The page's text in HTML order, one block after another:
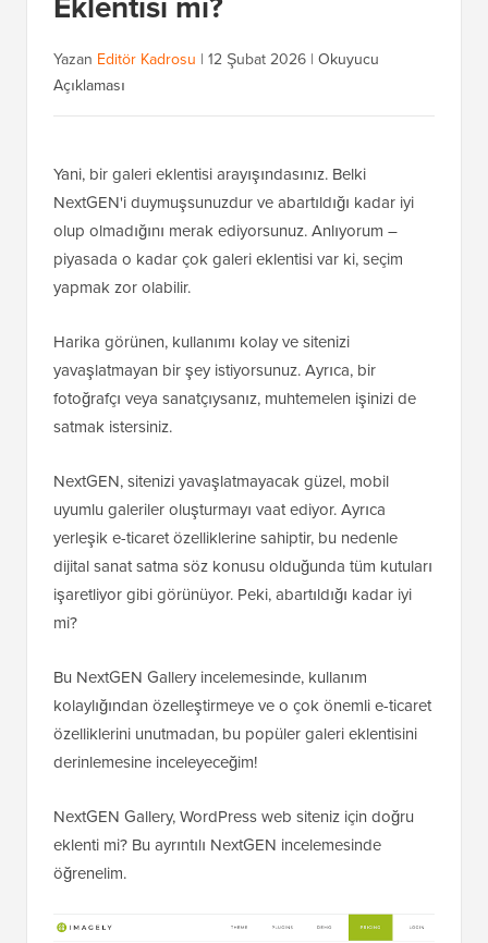
Yazan Editör Kadrosu | 12 Şubat 2026 | Okuyucu
Açıklaması
Yani, bir galeri eklentisi arayışındasınız. Belki
NextGEN'i duymuşsunuzdur ve abartıldığı kadar iyi
olup olmadığını merak ediyorsunuz. Anlıyorum –
piyasada o kadar çok galeri eklentisi var ki, seçim
yapmak zor olabilir.
Harika görünen, kullanımı kolay ve sitenizi
yavaşlatmayan bir şey istiyorsunuz. Ayrıca, bir
fotoğrafçı veya sanatçıysanız, muhtemelen işinizi de
satmak istersiniz.
NextGEN, sitenizi yavaşlatmayacak güzel, mobil
uyumlu galeriler oluşturmayı vaat ediyor. Ayrıca
yerleşik e-ticaret özelliklerine sahiptir, bu nedenle
dijital sanat satma söz konusu olduğunda tüm kutuları
işaretliyor gibi görünüyor. Peki, abartıldığı kadar iyi
mi?
Bu NextGEN Gallery incelemesinde, kullanım
kolaylığından özelleştirmeye ve o çok önemli e-ticaret
özelliklerini unutmadan, bu popüler galeri eklentisini
derinlemesine inceleyeceğim!
NextGEN Gallery, WordPress web siteniz için doğru
eklenti mi? Bu ayrıntılı NextGEN incelemesinde
öğrenelim.